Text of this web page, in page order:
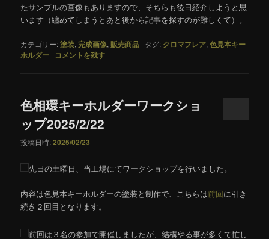
たサンプルの画像もありますので、そちらも後日紹介しようと思
います（纏めてしまうとあと後から記事を探すのが難しくて）。
カテゴリー:塗装, 完成画像,販売商品 | タグ: クロマフレア,色見本キー
ホルダー | コメントを残す
色相環キーホルダーワークショ
ップ2025/2/22
投稿日時:2025/02/23
先日の土曜日、当工場にてワークショップを行いました。
内容は色見本キーホルダーの塗装と制作で、こちらは前回に引き
続き２回目となります。
前回は３名の参加で開催しましたが、結構やる事が多くて忙し